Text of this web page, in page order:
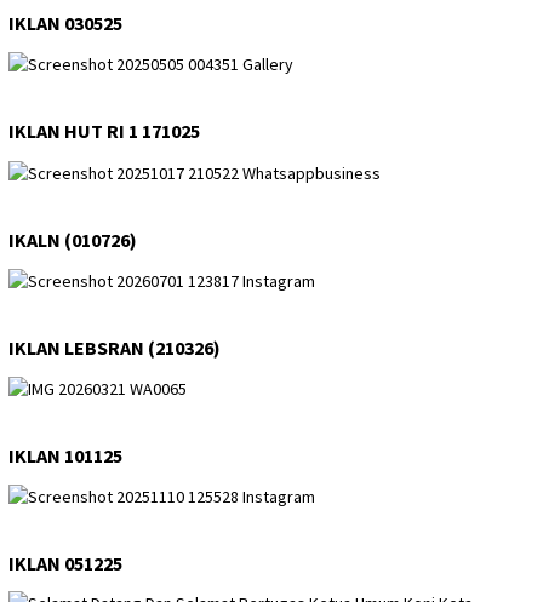
IKLAN 030525
IKLAN HUT RI 1 171025
IKALN (010726)
IKLAN LEBSRAN (210326)
IKLAN 101125
IKLAN 051225